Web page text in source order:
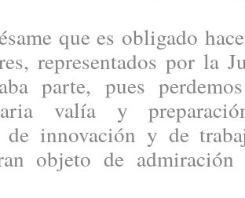
que es obligado
representados por la
parte, pues
valía y
de innovación y de
objeto de